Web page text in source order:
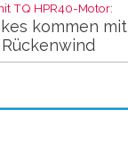
TQ HPR40-Motor:
kommen mit